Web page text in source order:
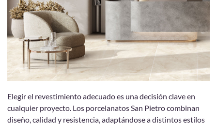
Elegir el revestimiento adecuado es una decisión clave en
cualquier proyecto. Los porcelanatos San Pietro combinan
diseño, calidad y resistencia, adaptándose a distintos estilos